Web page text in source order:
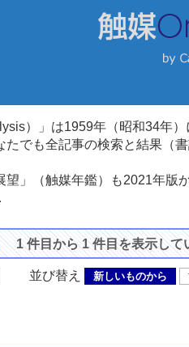
）」は1959年（昭和34年
たでも全記事の検索と結果（
望」（触媒年鑑）も2021年
1 件目から 1 件目を表示して
並び替え 新しいものから